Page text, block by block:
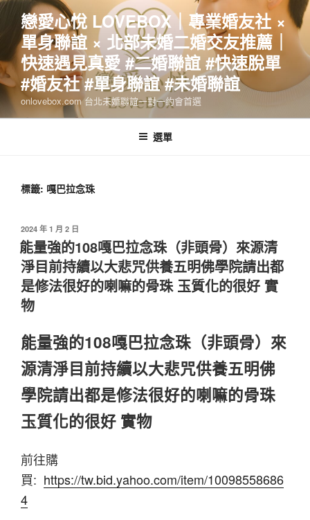
跳
主
要
內
容
戀愛心悅 LOVEBOX｜專業婚友社 ×
單身聯誼 × 北部未婚二婚交友推薦｜
快速遇見真愛 #二婚聯誼 #快速脫單
#婚友社 #單身聯誼 #未婚聯誼
onlovebox.com 台北未婚聯誼一對一約會首選
選單
標籤: 嘎巴拉念珠
發
佈
於
2024 年 1 月 2 日
能量強的108嘎巴拉念珠（非頭骨）來源清
淨目前持續以大悲咒供養五明佛學院請出都
是修法很好的喇嘛的骨珠 玉質化的很好 實
物
能量強的108嘎巴拉念珠（非頭骨）來
源清淨目前持續以大悲咒供養五明佛
學院請出都是修法很好的喇嘛的骨珠
玉質化的很好 實物
前往購
買: https://tw.bid.yahoo.com/item/10098558686
4